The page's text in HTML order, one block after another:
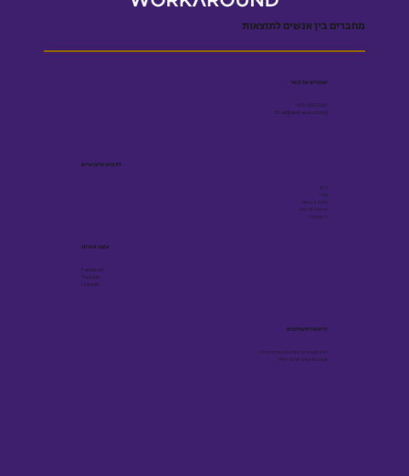
מחברים בין אנשים לתוצאות
שומרים על קשר
055-5001909
Efrat@workaround.blog
לינקים שימושיים
בלוג
ספר
הצהרת נגישות
מדיניות פרטיות
תקנון אתר
עקבו אחרינו
Facebook
Youtube
Linkedin
הישארו מעודכנים
תוכן מקצועי על גיוס ובינה מלאכותית -
פעם בשבועיים, ישירות למייל